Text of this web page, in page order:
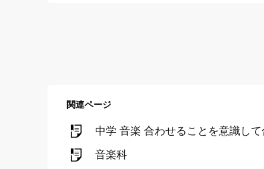
関連ページ
中学 音楽 合わせることを意識し
音楽科